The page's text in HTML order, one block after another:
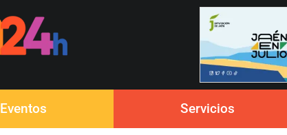
Eventos Servicios